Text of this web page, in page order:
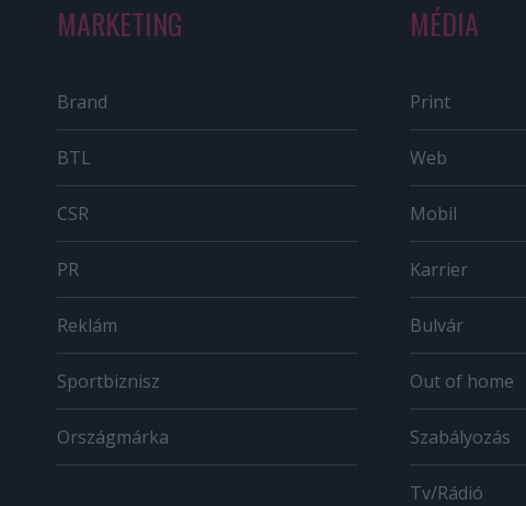
MARKETING
Brand
BTL
CSR
PR
Reklám
Sportbiznisz
Országmárka
MÉDIA
Print
Web
Mobil
Karrier
Bulvár
Out of home
Szabályozás
Tv/Rádió